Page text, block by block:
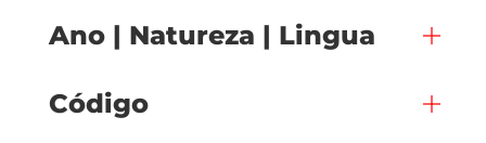
Ano | Natureza | Lingua
Código